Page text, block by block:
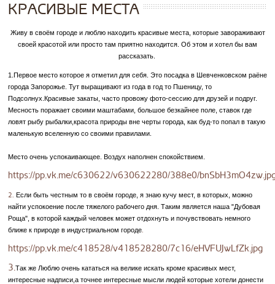
КРАСИВЫЕ МЕСТА
Живу в своём городе и люблю находить красивые места, которые завораживают
своей красотой или просто там приятно находится. Об этом и хотел бы вам
рассказать.
1.Первое место которое я отметил для себя. Это посадка в Шевченковском раёне
города Запорожье. Тут выращивают из года в год то Пшеницу, то
Подсолнух.Красивые закаты, часто провожу фото-сессию для друзей и подруг.
Месность поражает своими маштабами, большое безкайнее поле, ставок где
ловят рыбу рыбалки,красота природы вне черты города, как буд-то попал в такую
маленькую вселенную со своими правилами.
Место очень успокаивающее. Воздух наполнен спокойствием.
https://pp.vk.me/c630622/v630622280/388e0/
2. Если быть честным то в своём городе, я знаю кучу мест, в которых, можно
найти успокоение после тяжелого рабочего дня. Таким является наша "Дубовая
Роща", в которой каждый человек может отдохнуть и почувствовать немного
ближе к природе в индустриальном городе
https://pp.vk.me/c418528/v418528280/7c16/eHVFUJwLfZk.jpg
3.Так же Люблю очень кататься на велике искать кроме красивых мест,
интересные надписи,а точнее интересные мысли людей которые хотели донести